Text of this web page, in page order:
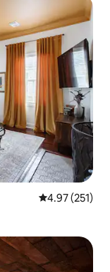
평점 4.97점(5
4.97 (251)